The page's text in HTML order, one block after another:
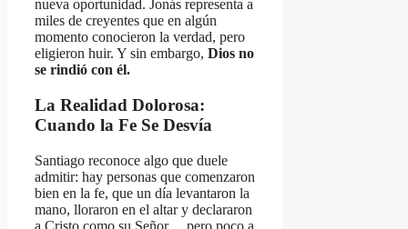
nueva oportunidad. Jonás representa a
miles de creyentes que en algún
momento conocieron la verdad, pero
eligieron huir. Y sin embargo, Dios no
se rindió con él.
La Realidad Dolorosa:
Cuando la Fe Se Desvía
Santiago reconoce algo que duele
admitir: hay personas que comenzaron
bien en la fe, que un día levantaron la
mano, lloraron en el altar y declararon
a Cristo como su Señor… pero poco a